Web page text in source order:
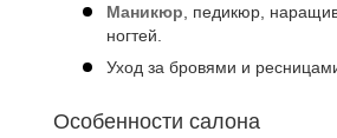
Маникюр , педикюр,
ногтей.
Уход за бровями и
Особенности салона